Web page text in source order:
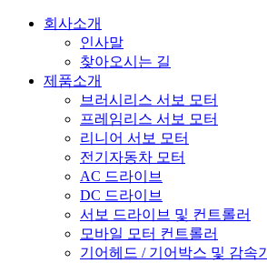
회사소개
인사말
찾아오시는 길
제품소개
브러시리스 서보 모터
프레임리스 서보 모터
리니어 서보 모터
전기자동차 모터
AC 드라이브
DC 드라이브
서보 드라이브 및 컨트롤러
모바일 모터 컨트롤러
기어헤드 / 기어박스 및 감속기